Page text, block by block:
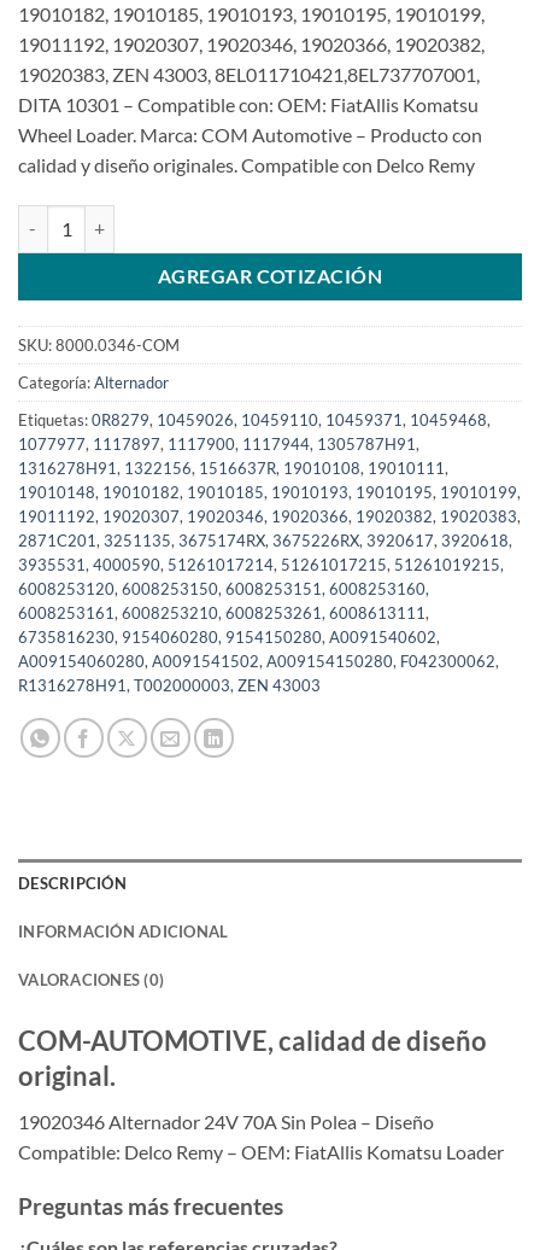
19010182, 19010185, 19010193, 19010195, 19010199,
19011192, 19020307, 19020346, 19020366, 19020382,
19020383, ZEN 43003, 8EL011710421,8EL737707001,
DITA 10301 – Compatible con: OEM: FiatAllis Komatsu
Wheel Loader. Marca: COM Automotive – Producto con
calidad y diseño originales. Compatible con Delco Remy
AGREGAR COTIZACIÓN
SKU:8000.0346-COM
Categoría:Alternador
Etiquetas:0R8279, 10459026, 10459110, 10459371, 10459468,
1077977, 1117897, 1117900, 1117944, 1305787H91,
1316278H91, 1322156, 1516637R, 19010108, 19010111,
19010148, 19010182, 19010185, 19010193, 19010195, 19010199,
19011192, 19020307, 19020346, 19020366, 19020382, 19020383,
2871C201, 3251135, 3675174RX, 3675226RX, 3920617, 3920618,
3935531, 4000590, 51261017214, 51261017215, 51261019215,
6008253120, 6008253150, 6008253151, 6008253160,
6008253161, 6008253210, 6008253261, 6008613111,
6735816230, 9154060280, 9154150280, A0091540602,
A009154060280, A0091541502, A009154150280, F042300062,
R1316278H91, T002000003, ZEN 43003
DESCRIPCIÓN
INFORMACIÓN ADICIONAL
VALORACIONES (0)
COM-AUTOMOTIVE, calidad de diseño
original.
19020346 Alternador 24V 70A Sin Polea – Diseño
Compatible: Delco Remy – OEM: FiatAllis Komatsu Loader
Preguntas más frecuentes